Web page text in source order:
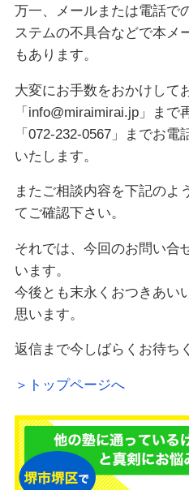
万一、メールまたは電話で
ステムの不具合などで本メ
もあります。
大変にお手数をおかけして
「info@miraimirai.jp」ま
「072-232-0567」までお
いたします。
またご相談内容を下記のよ
てご確認下さい。
それでは、今回のお問い合
います。
今後とも末永くおつきあい
思います。
返信まで今しばらくお待ち
＞トップページへ